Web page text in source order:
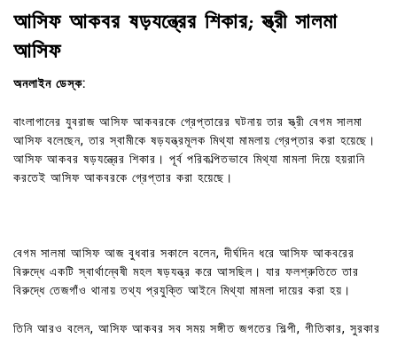
আসিফ আকবর ষড়যন্ত্রের শিকার; স্ত্রী সালমা
আসিফ
অনলাইন ডেস্ক:
বাংলাগানের যুবরাজ আসিফ আকবরকে গ্রেপ্তারের ঘটনায় তার স্ত্রী বেগম সালমা
আসিফ বলেছেন, তার স্বামীকে ষড়যন্ত্রমূলক মিথ্যা মামলায় গ্রেপ্তার করা হয়েছে।
আসিফ আকবর ষড়যন্ত্রের শিকার। পূর্ব পরিকল্পিতভাবে মিথ্যা মামলা দিয়ে হয়রানি
করতেই আসিফ আকবরকে গ্রেপ্তার করা হয়েছে।
বেগম সালমা আসিফ আজ বুধবার সকালে বলেন, দীর্ঘদিন ধরে আসিফ আকবরের
বিরুদ্ধে একটি স্বার্থান্বেষী মহল ষড়যন্ত্র করে আসছিল। যার ফলশ্রুতিতে তার
বিরুদ্ধে তেজগাঁও থানায় তথ্য প্রযুক্তি আইনে মিথ্যা মামলা দায়ের করা হয়।
তিনি আরও বলেন, আসিফ আকবর সব সময় সঙ্গীত জগতের শিল্পী, গীতিকার, সুরকার